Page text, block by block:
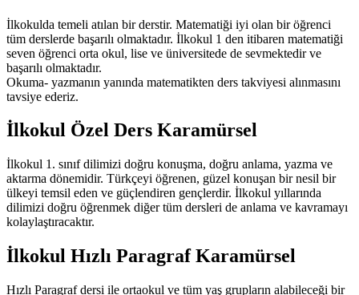
İlkokulda temeli atılan bir derstir. Matematiği iyi olan bir öğrenci
tüm derslerde başarılı olmaktadır. İlkokul 1 den itibaren matematiği
seven öğrenci orta okul, lise ve üniversitede de sevmektedir ve
başarılı olmaktadır.
Okuma- yazmanın yanında matematikten ders takviyesi alınmasını
tavsiye ederiz.
İlkokul Özel Ders Karamürsel
İlkokul 1. sınıf dilimizi doğru konuşma, doğru anlama, yazma ve
aktarma dönemidir. Türkçeyi öğrenen, güzel konuşan bir nesil bir
ülkeyi temsil eden ve güçlendiren gençlerdir. İlkokul yıllarında
dilimizi doğru öğrenmek diğer tüm dersleri de anlama ve kavramayı
kolaylaştıracaktır.
İlkokul Hızlı Paragraf Karamürsel
Hızlı Paragraf dersi ile ortaokul ve tüm yaş grupların alabileceği bir